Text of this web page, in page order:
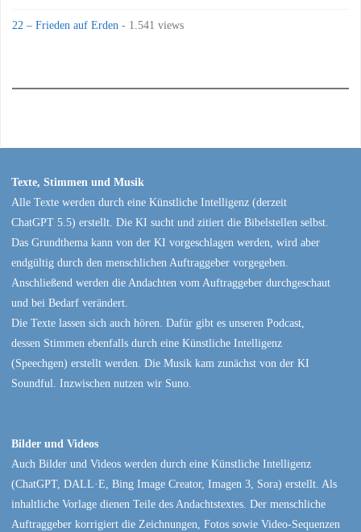
22 – Frieden auf Erden - 1.541 views
Texte, Stimmen und Musik
Alle Texte werden durch eine Künstliche Intelligenz (derzeit
ChatGPT 5.5) erstellt. Die KI sucht und zitiert die Bibelstellen selbst.
Das Grundthema kann von der KI vorgeschlagen werden, wird aber
endgültig durch den menschlichen Auftraggeber vorgegeben.
Anschließend werden die Andachten vom Auftraggeber durchgeschaut
und bei Bedarf verändert.
Die Texte lassen sich auch hören. Dafür gibt es unseren Podcast,
dessen Stimmen ebenfalls durch eine Künstliche Intelligenz
(Speechgen) erstellt werden. Die Musik kam zunächst von der KI
Soundful. Inzwischen nutzen wir Suno.
Bilder und Videos
Auch Bilder und Videos werden durch eine Künstliche Intelligenz
(ChatGPT, DALL·E, Bing Image Creator, Imagen 3, Sora) erstellt. Als
inhaltliche Vorlage dienen Teile des Andachtstextes. Der menschliche
Auftraggeber korrigiert die Zeichnungen, Fotos sowie Video-Sequenzen